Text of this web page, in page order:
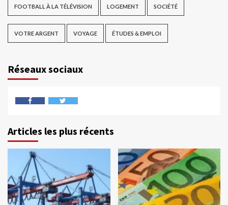
FOOTBALL À LA TÉLÉVISION LOGEMENT SOCIÉTÉ
VOTRE ARGENT VOYAGE ÉTUDES & EMPLOI
Réseaux sociaux
Articles les plus récents